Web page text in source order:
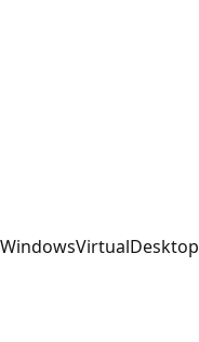
WindowsVirtualDesktop